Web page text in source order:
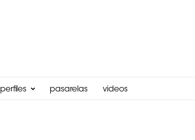
perfiles pasarelas videos